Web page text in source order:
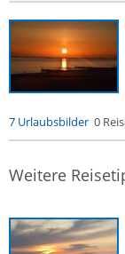
7 Urlaubsbilder 0
Weitere